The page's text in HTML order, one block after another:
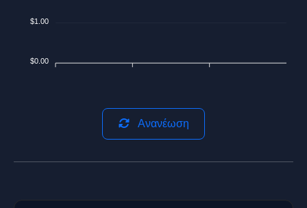
$1.00
$0.00
Ανανέωση